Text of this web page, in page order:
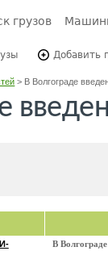
грузов
Добавить
> В Волгограде
В